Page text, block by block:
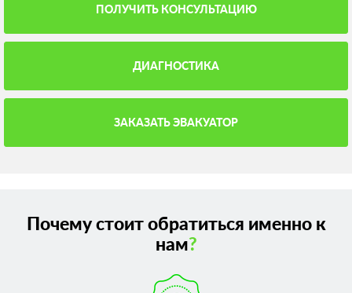
ПОЛУЧИТЬ КОНСУЛЬТАЦИЮ
ДИАГНОСТИКА
ЗАКАЗАТЬ ЭВАКУАТОР
Почему стоит обратиться именно к
нам?